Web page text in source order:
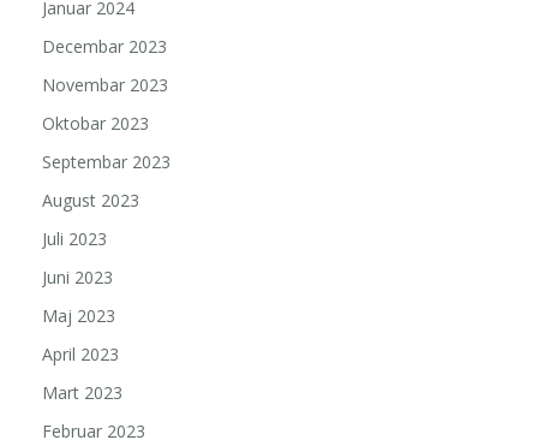
Januar 2024
Decembar 2023
Novembar 2023
Oktobar 2023
Septembar 2023
August 2023
Juli 2023
Juni 2023
Maj 2023
April 2023
Mart 2023
Februar 2023